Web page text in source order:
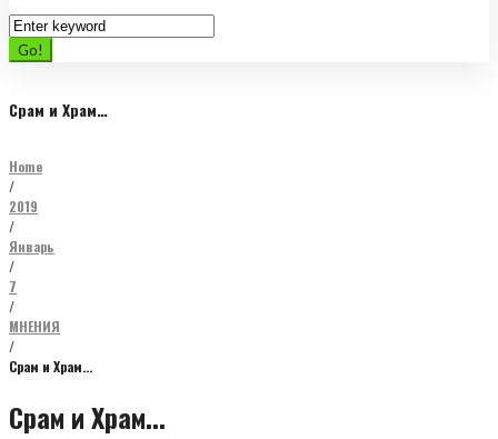
Search
for:
Go!
Срам и Храм…
Home
/
2019
/
Январь
/
7
/
МНЕНИЯ
/
Срам и Храм…
Срам и Храм...